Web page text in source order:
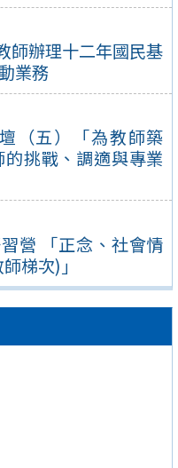
師辦理十二年國民基
業務
（五）「為教師築
挑戰、調適與專業
營 「正念、社會情
梯次)」